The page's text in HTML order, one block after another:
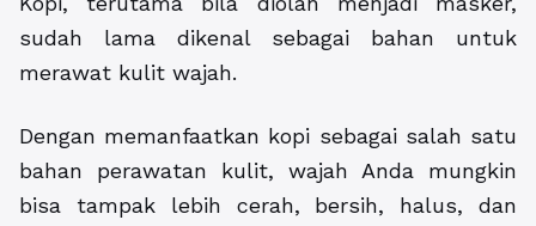
sudah lama dikenal sebagai bahan untuk
merawat kulit wajah.
Dengan memanfaatkan kopi sebagai salah satu
bahan perawatan kulit, wajah Anda mungkin
bisa tampak lebih cerah, bersih, halus, dan